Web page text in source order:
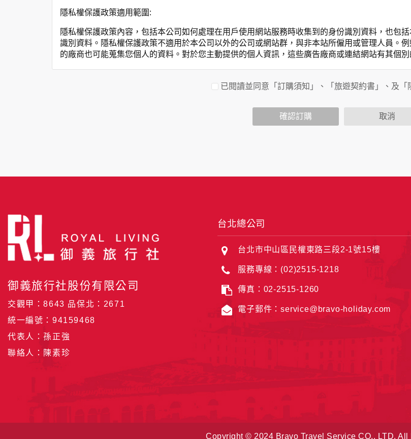
隱私權保護政策適用範圍:
隱私權保護政策內容，包括本公司如何處理在用戶使用網站服務時收集到的身份識別資料，也包
識別資料。隱私權保護政策不適用於本公司以外的公司或網站群，與非本站所僱用或管理人員。
的廠商也可能蒐集您個人的資料。對於您主動提供的個人資訊，這些廣告廠商或連結網站有其個
您個人在本網站上的聊天室或討論區中任意公開個人資料的行為，在非經加密的保護下，亦不適用
除非取得您的同意或其他法令之特別規定，本網站絕不會將您的個人資料揭露予第三人或使用於
在您於本網站註冊帳號、使用本網站相關產品、服務、活動或贈獎時，本網站會收集您的個人識
當客戶在本網站註冊時，我們會取得您的姓名、電話、住址、身份證字號、電子郵件、出生日期
服務後，我們即取得您的資料。註冊時，本網站取得您的姓名、電話、住址、身份證字號、電子
登入使用我們的服務後，本網站即取得您的資料。
其他除了上述，會保留您在上網瀏覽或查詢時，伺服器自行產生的相關記錄，包括您使用連線設
錄等。本網站會對個別連線者的瀏覽器予以標示，歸納使用者瀏覽器在本網站內部所瀏覽的網頁
項記錄和您對應。請您注意，在本網站網刊登廣告之廠商，或與連結本網站，也可能蒐集您個人
網站有其個別的私權保護政策，其資料處理措施不適用本網站隱私權保護政策，本公司不負任何連
本網站將在事前或註冊登錄取得您的同意後，傳送商業性資料或電子郵件給您。本公司除了在該
已閱讀並同意「訂購須知」、「旅遊契約書」、及「
確認訂購 取消
御義旅行社股份有限公司
交觀甲：8643 品保北：2671
統一編號：94159468
代表人：孫正強
聯絡人：陳素珍
台北總公司
台北市中山區民權東路三段2-1號15樓
服務專線：(02)2515-1218
傳真：02-2515-1260
電子郵件：service@bravo-holiday.com
Copyright © 2024 Bravo Travel Service CO., LTD. All